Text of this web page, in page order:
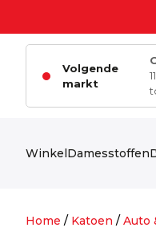
Volgende
markt
WinkelDamesstoffen
Home / Katoen / Auto